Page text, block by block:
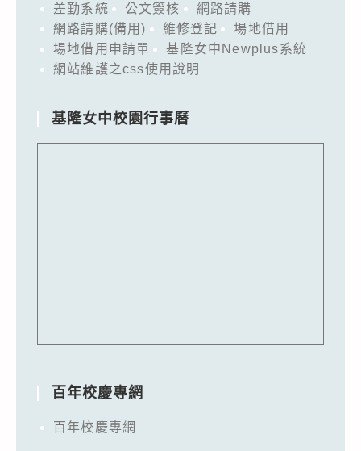
差勤系統 公文簽核
網路請購
網路請購(備用)
維修登記
場地借用
場地借用申請單
基隆女中Newplus系統
網站維護之css使用說明
基隆女中校園行事曆
百年校慶專網
百年校慶專網